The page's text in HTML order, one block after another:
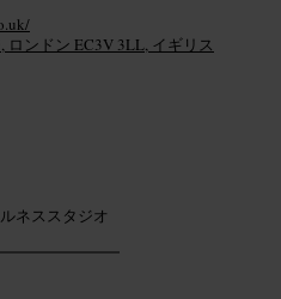
ロンドン EC3V 3LL, イギリス
ネススタジオ